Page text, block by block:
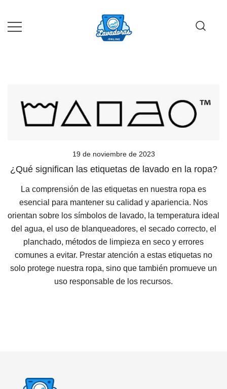
contenido
19 de noviembre de 2023
¿Qué significan las etiquetas de lavado en la ropa?
La comprensión de las etiquetas en nuestra ropa es
esencial para mantener su calidad y apariencia. Nos
orientan sobre los símbolos de lavado, la temperatura ideal
del agua, el uso de blanqueadores, el secado correcto, el
planchado, métodos de limpieza en seco y errores
comunes a evitar. Prestar atención a estas etiquetas no
solo protege nuestra ropa, sino que también promueve un
uso responsable de los recursos.